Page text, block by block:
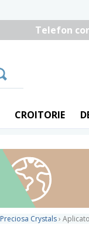
Telefon
CROITORIE
Preciosa Crystals›